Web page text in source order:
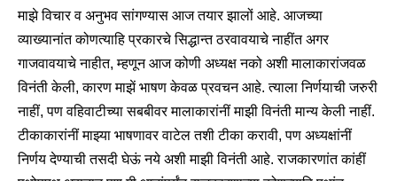
माझे विचार व अनुभव सांगण्यास आज तयार झालों आहे. आजच्या
व्याख्यानांत कोणत्याहि प्रकारचे सिद्धान्त ठरवावयाचे नाहींत अगर
गाजवावयाचे नाहीत, म्हणून आज कोणी अध्यक्ष नको अशी मालाकारांजवळ
विनंती केली, कारण माझें भाषण केवळ प्रवचन आहे. त्याला निर्णयाची जरुरी
नाहीं, पण वहिवाटीच्या सबबीवर मालाकारांनीं माझी विनंती मान्य केली नाहीं.
टीकाकारांनीं माझ्या भाषणावर वाटेल तशी टीका करावी, पण अध्यक्षांनीं
निर्णय देण्याची तसदी घेऊं नये अशी माझी विनंती आहे. राजकारणांत कांहीं